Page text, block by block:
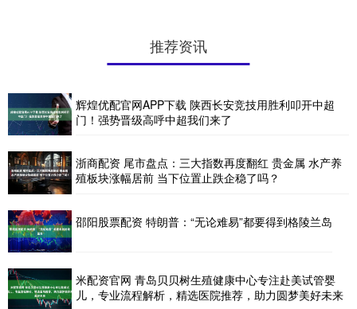
推荐资讯
辉煌优配官网APP下载 陕西长安竞技用胜利叩开中超
门！强势晋级高呼中超我们来了
浙商配资 尾市盘点：三大指数再度翻红 贵金属 水产养
殖板块涨幅居前 当下位置止跌企稳了吗？
邵阳股票配资 特朗普：“无论难易”都要得到格陵兰岛
米配资官网 青岛贝贝树生殖健康中心专注赴美试管婴
儿，专业流程解析，精选医院推荐，助力圆梦美好未来